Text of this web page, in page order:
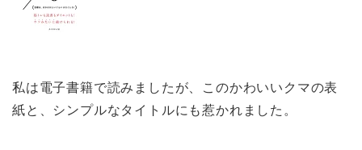
私は電子書籍で読みましたが、このかわいいクマの表
紙と、シンプルなタイトルにも惹かれました。